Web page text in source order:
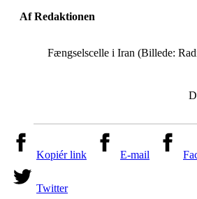
Af Redaktionen
Fængselscelle i Iran (Billede:
Kopiér link E-mail
Twitter